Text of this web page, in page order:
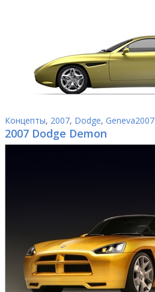
Концепты, 2007, Dodge, Geneva2007
2007 Dodge Demon